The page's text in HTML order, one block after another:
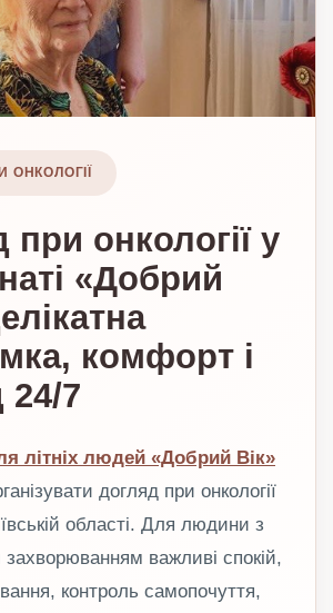
при онкології у
«Добрий
комфорт і
24/7
літніх людей «Добрий Вік»
догляд при онкології
області. Для людини з
захворюванням важливі спокій,
контроль самопочуття,